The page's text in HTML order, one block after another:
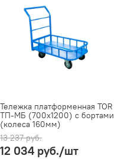
Тележка платформенная TOR
ТП-МБ (700х1200) с бортами
(колеса 160мм)
13 237 руб.
12 034 руб./шт